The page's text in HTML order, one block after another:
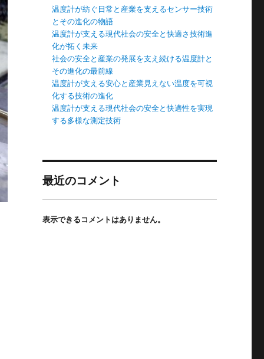
温度計が紡ぐ日常と産業を支えるセンサー技術
とその進化の物語
温度計が支える現代社会の安全と快適さ技術進
化が拓く未来
社会の安全と産業の発展を支え続ける温度計と
その進化の最前線
温度計が支える安心と産業見えない温度を可視
化する技術の進化
温度計が支える現代社会の安全と快適性を実現
する多様な測定技術
最近のコメント
表示できるコメントはありません。